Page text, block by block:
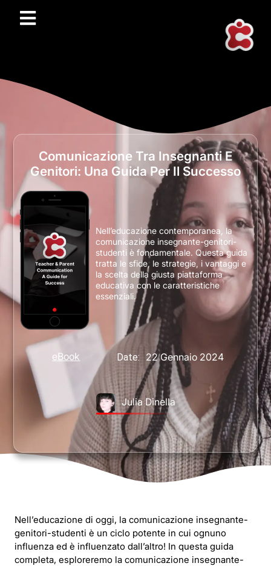
Comunicazione Tra Insegnanti E
Genitori: Una Guida Per Il Successo
eBook Date: 22 Gennaio 2024
Julia Dinella
Nell’educazione contemporanea, la
comunicazione insegnante-genitori-
studenti è fondamentale. Questa guida
tratta le sfide, le strategie, i vantaggi e
la scelta della giusta piattaforma
educativa con le caratteristiche
essenziali.
Nell’educazione di oggi, la comunicazione insegnante-
genitori-studenti è un ciclo potente in cui ognuno
influenza ed è influenzato dall’altro! In questa guida
completa, esploreremo la comunicazione insegnante-